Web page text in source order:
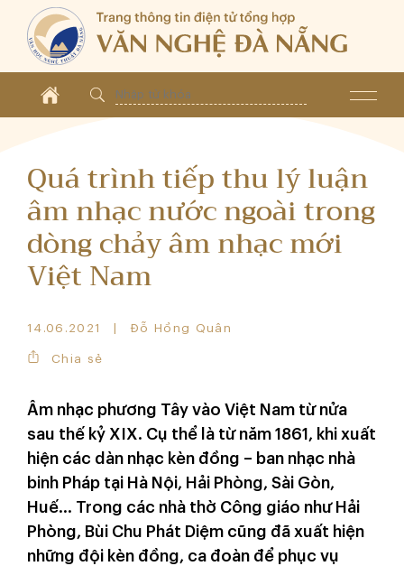
Quá trình tiếp thu lý luận
âm nhạc nước ngoài trong
dòng chảy âm nhạc mới
Việt Nam
14.06.2021 Đỗ Hồng Quân
Chia sẻ
Âm nhạc phương Tây vào Việt Nam từ nửa
sau thế kỷ XIX. Cụ thể là từ năm 1861, khi xuất
hiện các dàn nhạc kèn đồng – ban nhạc nhà
binh Pháp tại Hà Nội, Hải Phòng, Sài Gòn,
Huế... Trong các nhà thờ Công giáo như Hải
Phòng, Bùi Chu Phát Diệm cũng đã xuất hiện
những đội kèn đồng, ca đoàn để phục vụ